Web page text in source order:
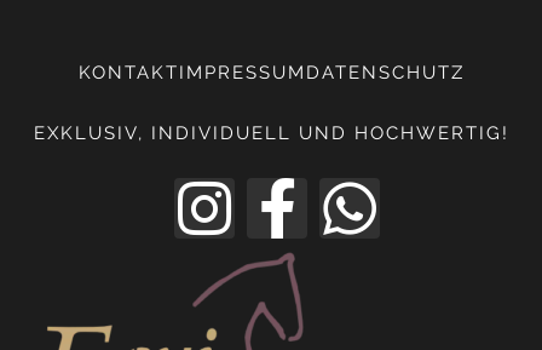
KONTAKT IMPRESSUM DATENSCHUTZ
EXKLUSIV, INDIVIDUELL UND HOCHWERTIG!